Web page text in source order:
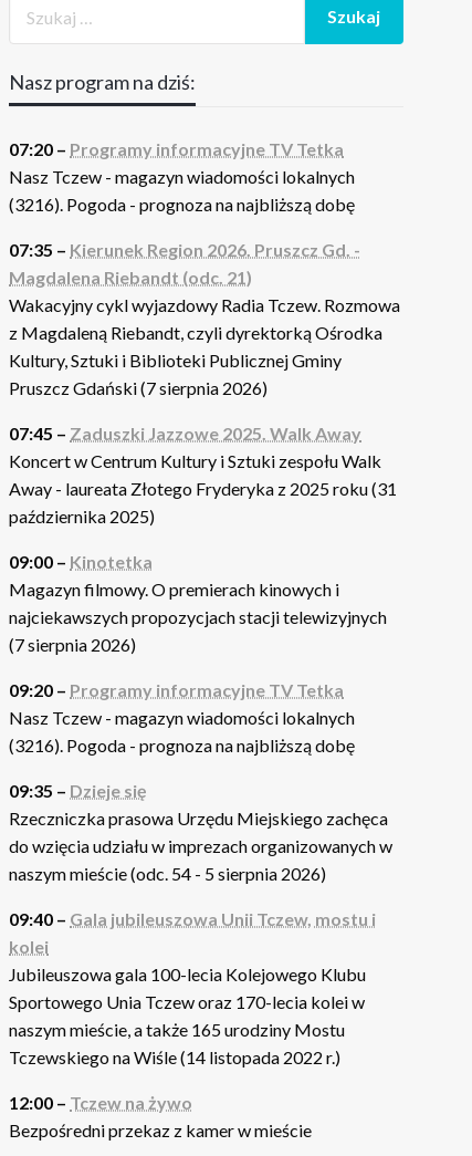
Nasz program na dziś:
07:20 – Programy informacyjne TV Tetka
Nasz Tczew - magazyn wiadomości lokalnych
(3216). Pogoda - prognoza na najbliższą dobę
07:35 – Kierunek Region 2026. Pruszcz Gd. -
Magdalena Riebandt (odc. 21)
Wakacyjny cykl wyjazdowy Radia Tczew. Rozmowa
z Magdaleną Riebandt, czyli dyrektorką Ośrodka
Kultury, Sztuki i Biblioteki Publicznej Gminy
Pruszcz Gdański (7 sierpnia 2026)
07:45 – Zaduszki Jazzowe 2025. Walk Away
Koncert w Centrum Kultury i Sztuki zespołu Walk
Away - laureata Złotego Fryderyka z 2025 roku (31
października 2025)
09:00 – Kinotetka
Magazyn filmowy. O premierach kinowych i
najciekawszych propozycjach stacji telewizyjnych
(7 sierpnia 2026)
09:20 – Programy informacyjne TV Tetka
Nasz Tczew - magazyn wiadomości lokalnych
(3216). Pogoda - prognoza na najbliższą dobę
09:35 – Dzieje się
Rzeczniczka prasowa Urzędu Miejskiego zachęca
do wzięcia udziału w imprezach organizowanych w
naszym mieście (odc. 54 - 5 sierpnia 2026)
09:40 – Gala jubileuszowa Unii Tczew, mostu i
kolei
Jubileuszowa gala 100-lecia Kolejowego Klubu
Sportowego Unia Tczew oraz 170-lecia kolei w
naszym mieście, a także 165 urodziny Mostu
Tczewskiego na Wiśle (14 listopada 2022 r.)
12:00 – Tczew na żywo
Bezpośredni przekaz z kamer w mieście